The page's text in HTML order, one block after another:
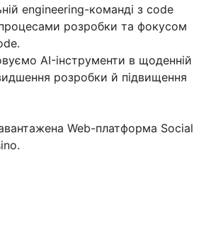
engineering-команді з code
розробки та фокусом
AI-інструменти в щоденній
розробки й підвищення
Web-платформa Social